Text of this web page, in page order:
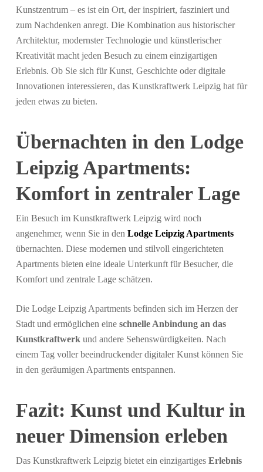
Kunstzentrum – es ist ein Ort, der inspiriert, fasziniert und
zum Nachdenken anregt. Die Kombination aus historischer
Architektur, modernster Technologie und künstlerischer
Kreativität macht jeden Besuch zu einem einzigartigen
Erlebnis. Ob Sie sich für Kunst, Geschichte oder digitale
Innovationen interessieren, das Kunstkraftwerk Leipzig hat für
jeden etwas zu bieten.
Übernachten in den Lodge
Leipzig Apartments:
Komfort in zentraler Lage
Ein Besuch im Kunstkraftwerk Leipzig wird noch
angenehmer, wenn Sie in den Lodge Leipzig Apartments
übernachten. Diese modernen und stilvoll eingerichteten
Apartments bieten eine ideale Unterkunft für Besucher, die
Komfort und zentrale Lage schätzen.
Die Lodge Leipzig Apartments befinden sich im Herzen der
Stadt und ermöglichen eine schnelle Anbindung an das
Kunstkraftwerkund andere Sehenswürdigkeiten. Nach
einem Tag voller beeindruckender digitaler Kunst können Sie
in den geräumigen Apartments entspannen.
Fazit: Kunst und Kultur in
neuer Dimension erleben
Das Kunstkraftwerk Leipzig bietet ein einzigartiges Erlebnis